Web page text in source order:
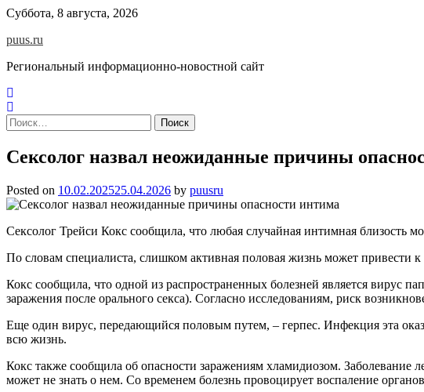
Skip
content
Суббота, 8 августа, 2026
puus.ru
Региональный информационно-новостной сайт
Найти:
Сексолог назвал неожиданные причины
Posted on 10.02.202525.04.2026 by puusru
Сексолог Трейси Кокс сообщила, что любая случайная интимная близость
По словам специалиста, слишком активная половая жизнь может привести
Кокс сообщила, что одной из распространенных болезней является вирус
заражения после орального секса). Согласно исследованиям, риск
Еще один вирус, передающийся половым путем, – герпес. Инфекция эта
всю жизнь.
Кокс также сообщила об опасности заражениям хламидиозом. Заболевание
может не знать о нем. Со временем болезнь провоцирует воспаление